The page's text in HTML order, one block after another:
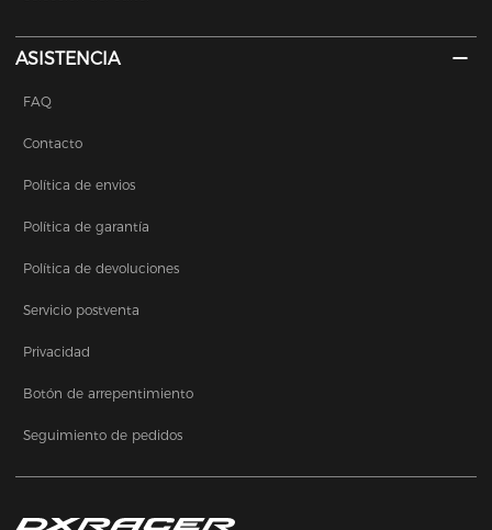
ASISTENCIA
FAQ
Contacto
Política de envios
Política de garantía
Política de devoluciones
Servicio postventa
Privacidad
Botón de arrepentimiento
Seguimiento de pedidos